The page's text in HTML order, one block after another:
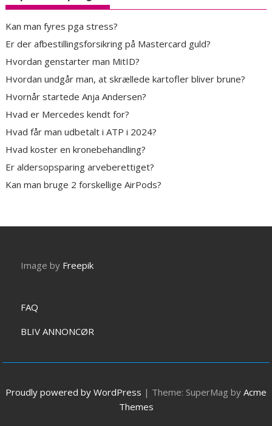
Kan man fyres pga stress?
Er der afbestillingsforsikring på Mastercard guld?
Hvordan genstarter man MitID?
Hvordan undgår man, at skrællede kartofler bliver brune?
Hvornår startede Anja Andersen?
Hvad er Mercedes kendt for?
Hvad får man udbetalt i ATP i 2024?
Hvad koster en kronebehandling?
Er aldersopsparing arveberettiget?
Kan man bruge 2 forskellige AirPods?
Image by Freepik
FAQ
BLIV ANNONCØR
Proudly powered by WordPress | Theme: SuperMag by Acme
Themes